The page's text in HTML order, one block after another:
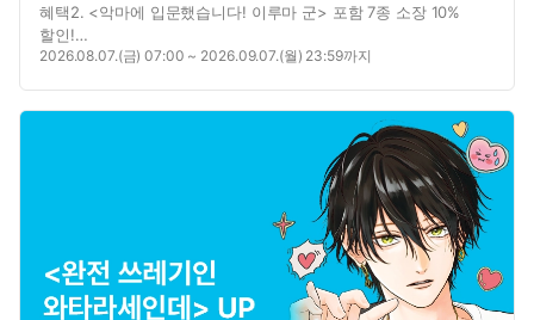
혜택2. <악마에 입문했습니다! 이루마 군> 포함 7종 소장 10%
할인!
혜택3. <악마에 입문했습니다! 이루마 군> 포함 3종 대여 10%
혜택5. <악마에 입문했습니다! 이루마 군> 연재 포함 6종 총 78화
2026.08.07.(금) 07:00 ~ 2026.09.07.(월) 23:59까지